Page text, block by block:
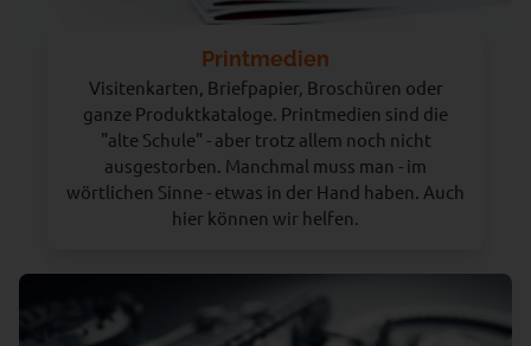
Printmedien
Visitenkarten, Briefpapier, Broschüren oder
ganze Produktkataloge. Printmedien sind die
"alte Schule" - aber trotz allem noch nicht
ausgestorben. Manchmal muss man - im
wörtlichen Sinne - etwas in der Hand haben. Auch
hier können wir helfen.